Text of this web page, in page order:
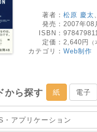
著者： 松原 慶太
発売： 2007年08
ISBN：
定価： 2,640円
カテゴリ： Web制作
から探す 紙 電子
・アプリケーション